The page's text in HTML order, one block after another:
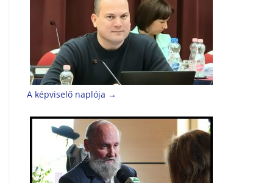
A képviselő naplója →